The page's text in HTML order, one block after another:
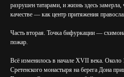
разрушен татарами, и жизнь здесь
качестве — как центр притяжения
Часть вторая. Точка бифуркации —
пожар.
Всё изменилось в начале XVII века. Около
Сретенского монастыря на берега Дона